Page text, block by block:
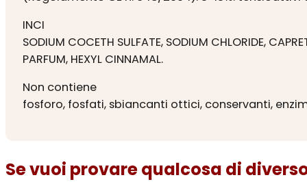
INCI
SODIUM COCETH SULFATE, SODIUM CHLORIDE,
PARFUM, HEXYL CINNAMAL.
Non contiene
fosforo, fosfati, sbiancanti ottici, conservanti,
Se vuoi provare qualcosa di